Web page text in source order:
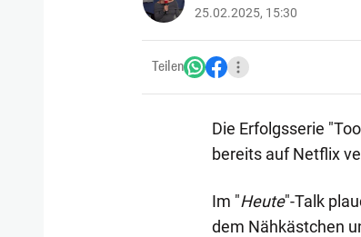
25.02.2025, 15:30
Teilen
Die Erfolgsserie
bereits auf Netflix
Im "Heute"-Talk
dem Nähkästchen